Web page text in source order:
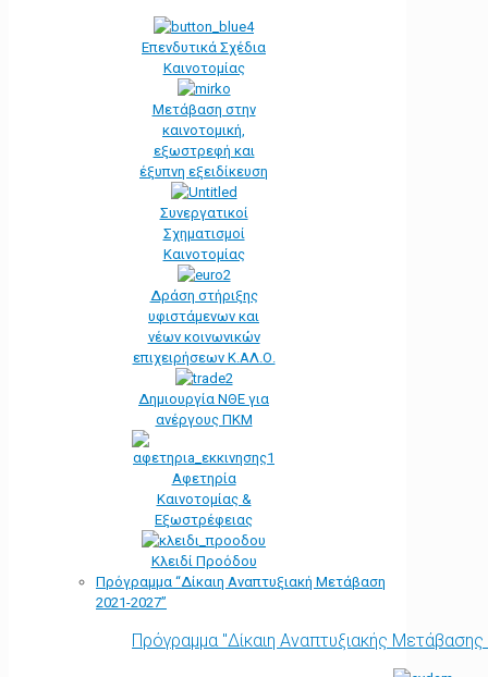
Επενδυτικά Σχέδια
Καινοτομίας
Μετάβαση στην
καινοτομική,
εξωστρεφή και
έξυπνη εξειδίκευση
Συνεργατικοί
Σχηματισμοί
Καινοτομίας
Δράση στήριξης
υφιστάμενων και
νέων κοινωνικών
επιχειρήσεων Κ.ΑΛ.Ο.
Δημιουργία ΝΘΕ για
ανέργους ΠΚΜ
Αφετηρία
Kαινοτομίας &
Εξωστρέφειας
Κλειδί Προόδου
Πρόγραμμα “Δίκαιη Αναπτυξιακή Μετάβαση
2021-2027”
Πρόγραμμα "Δίκαιη Αναπτυξιακής